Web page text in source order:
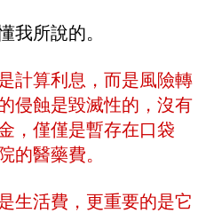
我所說的。
計算利息，而是風險轉
侵蝕是毀滅性的，沒有
，僅僅是暫存在口袋
的醫藥費。
生活費，更重要的是它